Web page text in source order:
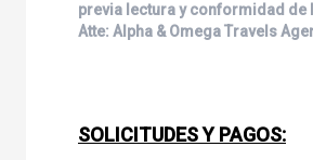
previa lectura y conformidad de
Atte: Alpha & Omega Travels
SOLICITUDES Y PAGOS: